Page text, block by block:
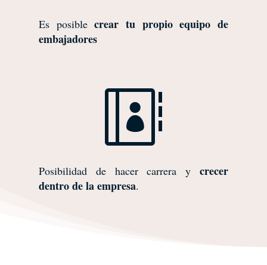
Es posiblecrear tu propio equipo de
embajadores

Posibilidad de hacer carrera y crecer
dentro de la empresa.